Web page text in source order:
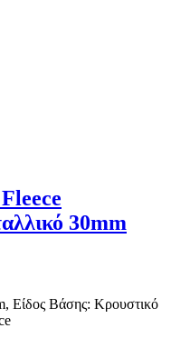
30mm
Είδος Βάσης: Κρουστικό